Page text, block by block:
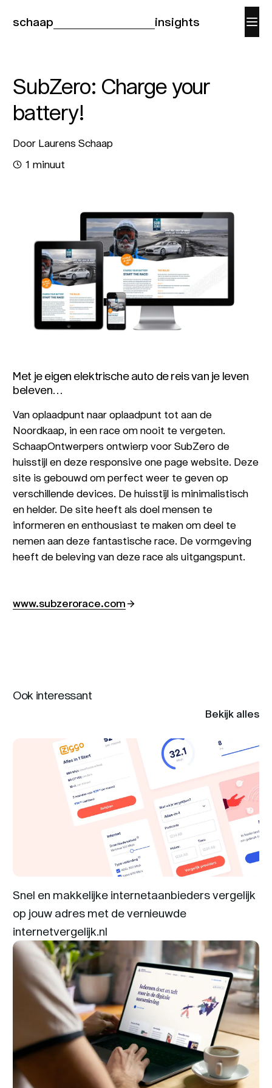
schaap insights
SubZero: Charge your
battery!
Door Laurens Schaap
1 minuut
Met je eigen elektrische auto de reis van je leven
beleven…
Van oplaadpunt naar oplaadpunt tot aan de
Noordkaap, in een race om nooit te vergeten.
SchaapOntwerpers ontwierp voor SubZero de
huisstijl en deze responsive one page website. Deze
site is gebouwd om perfect weer te geven op
verschillende devices. De huisstijl is minimalistisch
en helder. De site heeft als doel mensen te
informeren en enthousiast te maken om deel te
nemen aan deze fantastische race. De vormgeving
heeft de beleving van deze race als uitgangspunt.
www.subzerorace.com
Ook interessant
Bekijk alles
Snel en makkelijke internetaanbieders vergelijk
op jouw adres met de vernieuwde
internetvergelijk.nl